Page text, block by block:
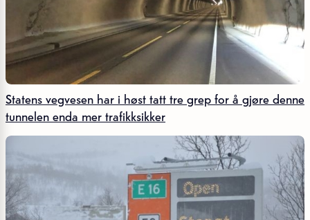
Statens vegvesen har i høst tatt tre grep for å gjøre denne
tunnelen enda mer trafikksikker